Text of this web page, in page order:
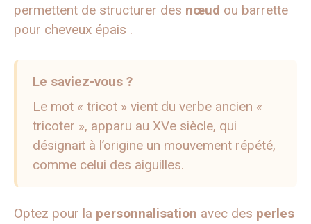
permettent de structurer des nœud ou barrette
pour cheveux épais .
Le saviez-vous ?
Le mot « tricot » vient du verbe ancien «
tricoter », apparu au XVe siècle, qui
désignait à l’origine un mouvement répété,
comme celui des aiguilles.
Optez pour la personnalisation avec des perles